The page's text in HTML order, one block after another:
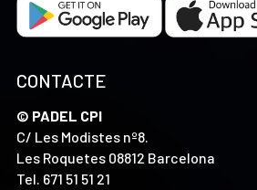
CONTACTE
© PADEL CPI
C/ Les Modistes nº8.
Les Roquetes 08812 Barcelona
Tel. 671 51 51 21